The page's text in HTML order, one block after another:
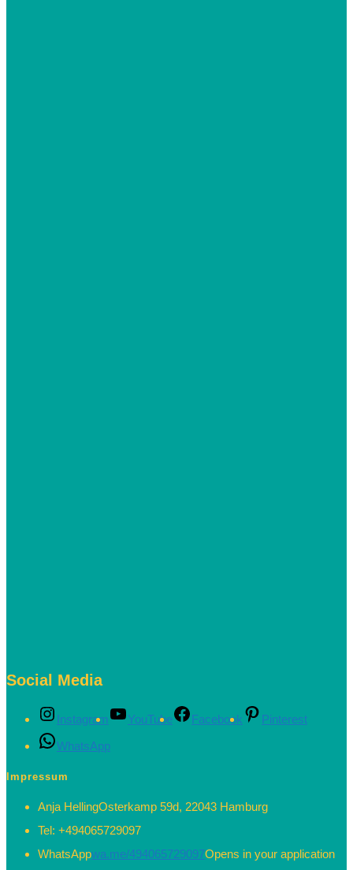
Social Media
Instagram YouTube Facebook
Pinterest
WhatsApp
Impressum
Anja HellingOsterkamp 59d, 22043 Hamburg
Tel: +494065729097
WhatsAppwa.me/494065729097Opens in your application